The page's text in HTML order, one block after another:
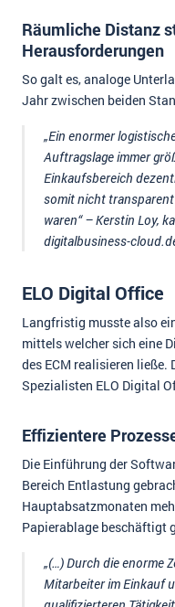
Räumliche Distanz
Herausforderungen
So galt es, analoge
Jahr zwischen beiden
„Ein enormer
Auftragslage immer
Einkaufsbereich
somit nicht
waren“ – Kerstin Loy,
digitalbusiness-
ELO Digital Office
Langfristig musste also
mittels welcher sich eine
des ECM realisieren ließe.
Spezialisten ELO Digital
Effizientere
Die Einführung der
Bereich Entlastung
Hauptabsatzmonaten
Papierablage beschäftigt
„(…) Durch die enorme
Mitarbeiter im Einkauf